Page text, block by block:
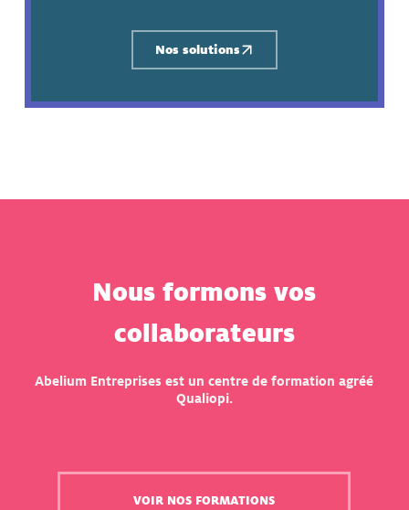
Nos solutions
Nous formons vos
collaborateurs
Abelium Entreprises est un centre de formation agréé
Qualiopi.
VOIR NOS FORMATIONS